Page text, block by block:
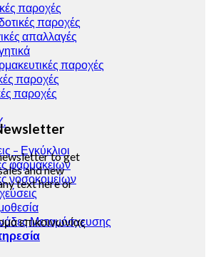
παροχές
παροχές
απαλλαγές
παροχές
παροχές
παροχές
– Εγκύκλιοι
φαρμακείων
νοσοκομείων
Μεταμόσχευσης
to get
and new
text here or
επικοινωνίας